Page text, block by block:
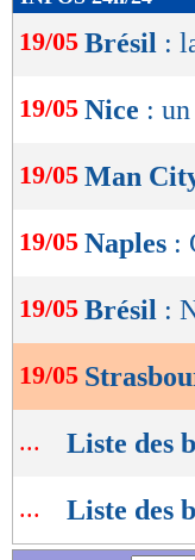
de
lecture
OK
19/05 Brésil :
19/05 Nice :
19/05 Man
19/05 Naples :
19/05 Brésil :
19/05
... Liste des
... Liste des